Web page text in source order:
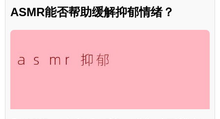
ASMR能否帮助缓解抑郁情绪？